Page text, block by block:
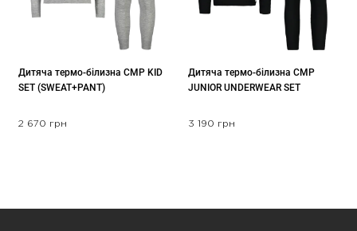
Дитяча термо-білизна CMP KID
SET (SWEAT+PANT)
2 670 грн
Дитяча термо-білизна CMP
JUNIOR UNDERWEAR SET
3 190 грн